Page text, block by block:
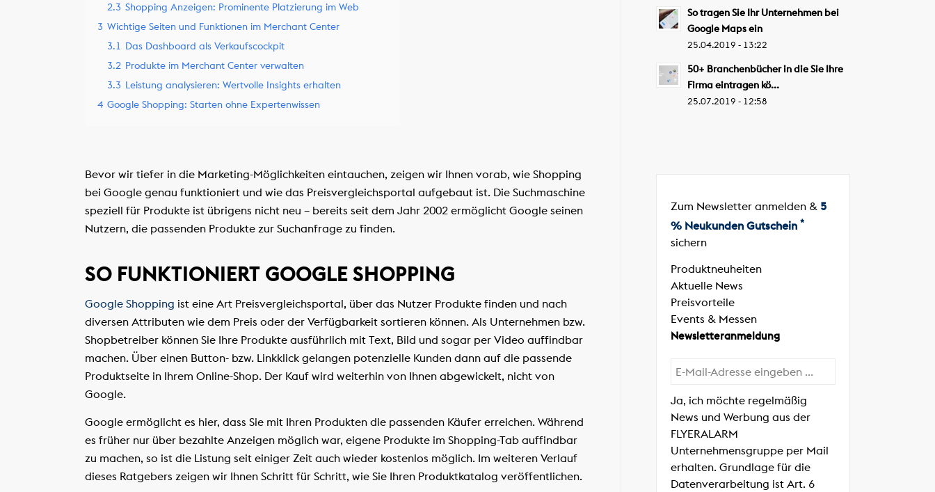
2.3 Shopping Anzeigen: Prominente Platzierung im Web
3 Wichtige Seiten und Funktionen im Merchant Center
3.1 Das Dashboard als Verkaufscockpit
3.2 Produkte im Merchant Center verwalten
3.3 Leistung analysieren: Wertvolle Insights erhalten
4 Google Shopping: Starten ohne Expertenwissen
Bevor wir tiefer in die Marketing-Möglichkeiten eintauchen, zeigen wir Ihnen vorab, wie Shopping
bei Google genau funktioniert und wie das Preisvergleichsportal aufgebaut ist. Die Suchmaschine
speziell für Produkte ist übrigens nicht neu – bereits seit dem Jahr 2002 ermöglicht Google seinen
Nutzern, die passenden Produkte zur Suchanfrage zu finden.
SO FUNKTIONIERT GOOGLE SHOPPING
Google Shopping ist eine Art Preisvergleichsportal, über das Nutzer Produkte finden und nach
diversen Attributen wie dem Preis oder der Verfügbarkeit sortieren können. Als Unternehmen bzw.
Shopbetreiber können Sie Ihre Produkte ausführlich mit Text, Bild und sogar per Video auffindbar
machen. Über einen Button- bzw. Linkklick gelangen potenzielle Kunden dann auf die passende
Produktseite in Ihrem Online-Shop. Der Kauf wird weiterhin von Ihnen abgewickelt, nicht von
Google.
Google ermöglicht es hier, dass Sie mit Ihren Produkten die passenden Käufer erreichen. Während
es früher nur über bezahlte Anzeigen möglich war, eigene Produkte im Shopping-Tab auffindbar
zu machen, so ist die Listung seit einiger Zeit auch wieder kostenlos möglich. Im weiteren Verlauf
dieses Ratgebers zeigen wir Ihnen Schritt für Schritt, wie Sie Ihren Produktkatalog veröffentlichen.
So tragen Sie Ihr Unternehmen bei
Google Maps ein
25.04.2019 - 13:22
50+ Branchenbücher in die Sie Ihre
Firma eintragen kö...
25.07.2019 - 12:58
Zum Newsletter anmelden & 5
% Neukunden Gutschein *
sichern
Produktneuheiten
Aktuelle News
Preisvorteile
Events & Messen
Newsletteranmeldung
Ja, ich möchte regelmäßig
News und Werbung aus der
FLYERALARM
Unternehmensgruppe per Mail
erhalten. Grundlage für die
Datenverarbeitung ist Art. 6